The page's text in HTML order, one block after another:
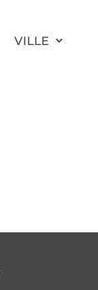
VILLE